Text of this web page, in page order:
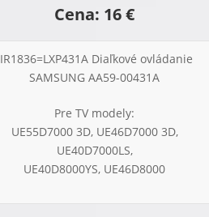
Cena: 16 €
IR1836=LXP431A Diaľkové ovládanie
SAMSUNG AA59-00431A
Pre TV modely:
UE55D7000 3D, UE46D7000 3D,
UE40D7000LS,
UE40D8000YS, UE46D8000